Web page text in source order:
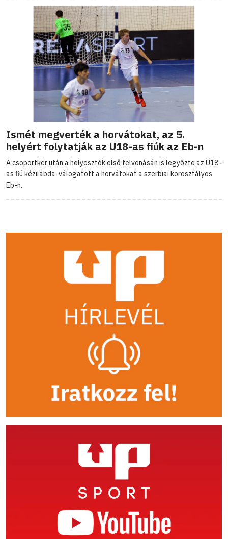
Ismét megverték a horvátokat, az 5.
helyért folytatják az U18-as fiúk az Eb-n
A csoportkör után a helyosztók első felvonásán is legyőzte az U18-
as fiú kézilabda-válogatott a horvátokat a szerbiai korosztályos
Eb-n.